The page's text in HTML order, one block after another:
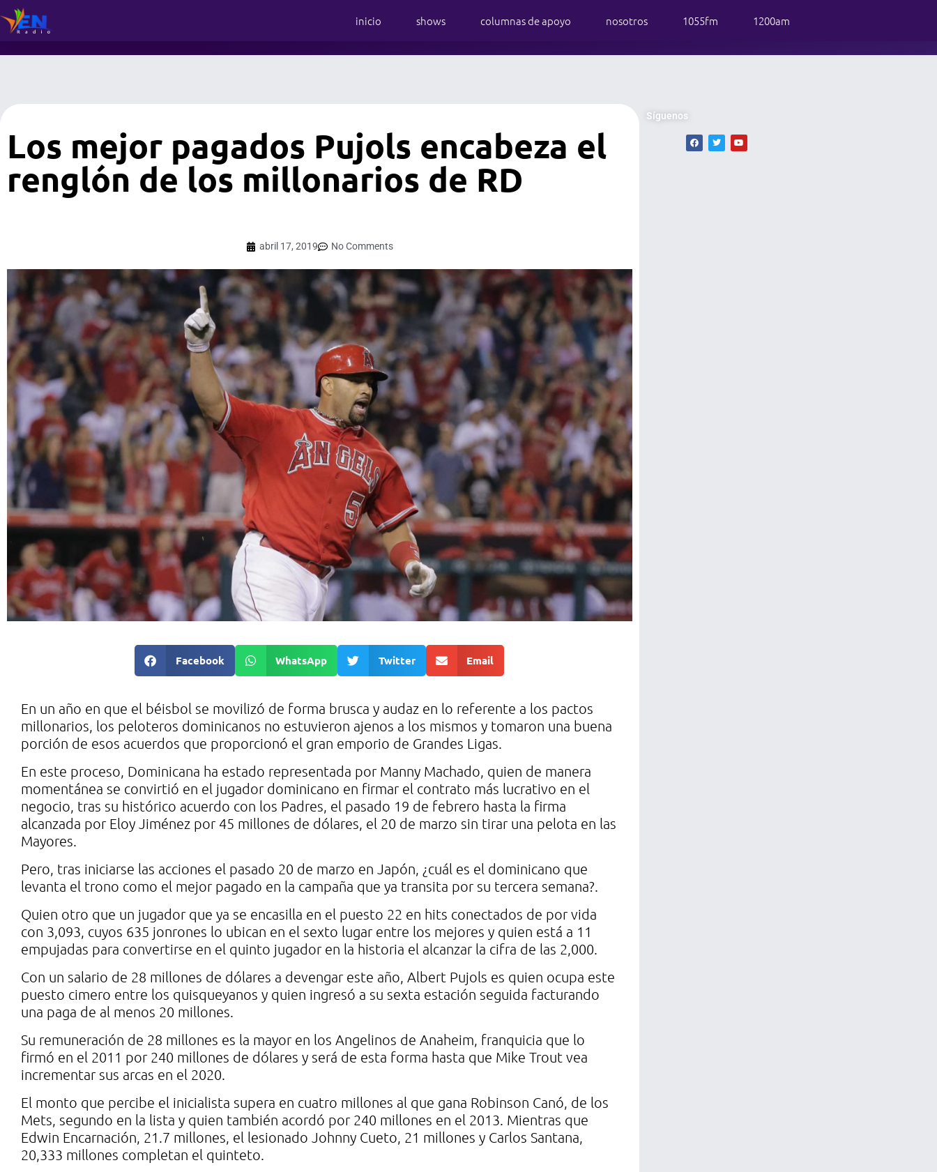
inicio shows columnas de apoyo nosotros 1055fm 1200am
Los mejor pagados Pujols encabeza el
renglón de los millonarios de RD
abril 17, 2019 No Comments
Facebook WhatsApp Twitter Email
En un año en que el béisbol se movilizó de forma brusca y audaz en lo referente a los pactos
millonarios, los peloteros dominicanos no estuvieron ajenos a los mismos y tomaron una buena
porción de esos acuerdos que proporcionó el gran emporio de Grandes Ligas.
En este proceso, Dominicana ha estado representada por Manny Machado, quien de manera
momentánea se convirtió en el jugador dominicano en firmar el contrato más lucrativo en el
negocio, tras su histórico acuerdo con los Padres, el pasado 19 de febrero hasta la firma
alcanzada por Eloy Jiménez por 45 millones de dólares, el 20 de marzo sin tirar una pelota en las
Mayores.
Pero, tras iniciarse las acciones el pasado 20 de marzo en Japón, ¿cuál es el dominicano que
levanta el trono como el mejor pagado en la campaña que ya transita por su tercera semana?.
Quien otro que un jugador que ya se encasilla en el puesto 22 en hits conectados de por vida
con 3,093, cuyos 635 jonrones lo ubican en el sexto lugar entre los mejores y quien está a 11
empujadas para convertirse en el quinto jugador en la historia el alcanzar la cifra de las 2,000.
Con un salario de 28 millones de dólares a devengar este año, Albert Pujols es quien ocupa este
puesto cimero entre los quisqueyanos y quien ingresó a su sexta estación seguida facturando
una paga de al menos 20 millones.
Su remuneración de 28 millones es la mayor en los Angelinos de Anaheim, franquicia que lo
firmó en el 2011 por 240 millones de dólares y será de esta forma hasta que Mike Trout vea
incrementar sus arcas en el 2020.
El monto que percibe el inicialista supera en cuatro millones al que gana Robinson Canó, de los
Mets, segundo en la lista y quien también acordó por 240 millones en el 2013. Mientras que
Edwin Encarnación, 21.7 millones, el lesionado Johnny Cueto, 21 millones y Carlos Santana,
20,333 millones completan el quinteto.
Síguenos